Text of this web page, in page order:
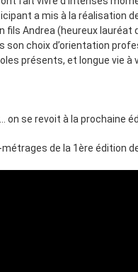
a mis à la réalisation
Andrea (heureux lauréat
choix d’orientation
présents, et longue vie
se revoit à la prochaine
de la 1ère édition